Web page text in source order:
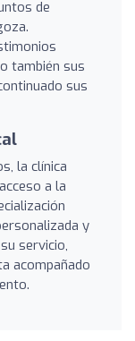
de
también sus
sus
la clínica
a la
y
servicio,
acompañado